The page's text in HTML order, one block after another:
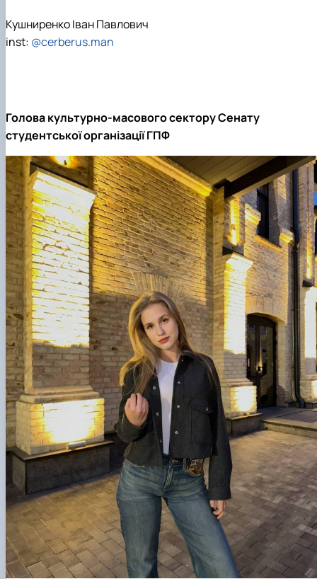
Кушниренко Іван Павлович
inst: @cerberus.man
Голова культурно-масового сектору Сенату
студентської організації ГПФ